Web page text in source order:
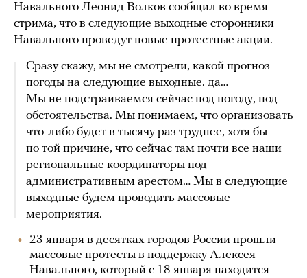
Навального Леонид Волков сообщил во время
стрима, что в следующие выходные сторонники
Навального проведут новые протестные акции.
Сразу скажу, мы не смотрели, какой прогноз
погоды на следующие выходные. да…
Мы не подстраиваемся сейчас под погоду, под
обстоятельства. Мы понимаем, что организовать
что-либо будет в тысячу раз труднее, хотя бы
по той причине, что сейчас там почти все наши
региональные координаторы под
административным арестом… Мы в следующие
выходные будем проводить массовые
мероприятия.
23 января в десятках городов России прошли
массовые протесты в поддержку Алексея
Навального, который с 18 января находится